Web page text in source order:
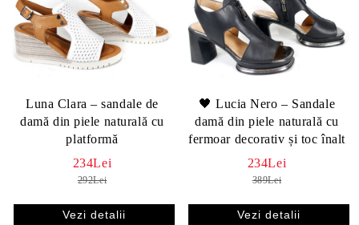
Luna Clara – sandale de
damă din piele naturală cu
platformă
234Lei
292Lei
Vezi detalii
🖤 Lucia Nero – Sandale
damă din piele naturală cu
fermoar decorativ și toc înalt
234Lei
389Lei
Vezi detalii